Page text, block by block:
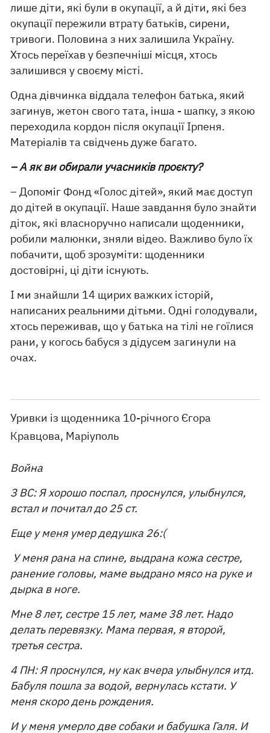
лише діти, які були в окупації, а й діти, які без
окупації пережили втрату батьків, сирени,
тривоги. Половина з них залишила Україну.
Хтось переїхав у безпечніші місця, хтось
залишився у своєму місті.
Одна дівчинка віддала телефон батька, який
загинув, жетон свого тата, інша - шапку, з якою
переходила кордон після окупації Ірпеня.
Матеріалів та свідчень дуже багато.
– А як ви обирали учасників проєкту?
– Допоміг Фонд «Голос дітей», який має доступ
до дітей в окупації. Наше завдання було знайти
діток, які власноручно написали щоденники,
робили малюнки, зняли відео. Важливо було їх
побачити, щоб зрозуміти: щоденники
достовірні, ці діти існують.
І ми знайшли 14 щирих важких історій,
написаних реальними дітьми. Одні голодували,
хтось переживав, що у батька на тілі не гоїлися
рани, у когось бабуся з дідусем загинули на
очах.
Уривки із щоденника 10-річного Єгора
Кравцова, Маріуполь
Война
З ВС: Я хорошо поспал, проснулся, улыбнулся,
встал и почитал до 25 ст.
Еще у меня умер дедушка 26:(
У меня рана на спине, выдрана кожа сестре,
ранение головы, маме выдрано мясо на руке и
дырка в ноге.
Мне 8 лет, сестре 15 лет, маме 38 лет. Надо
делать перевязку. Мама первая, я второй,
третья сестра.
4 ПН: Я проснулся, ну как вчера улыбнулся итд.
Бабуля пошла за водой, вернулась кстати. У
меня скоро день рождения.
И у меня умерло две собаки и бабушка Галя. И